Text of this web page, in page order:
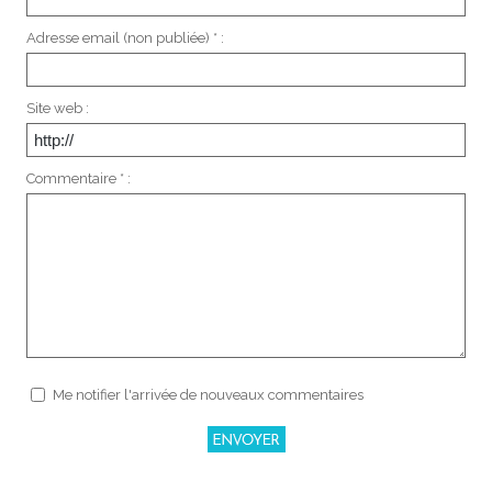
Adresse email (non publiée) * :
Site web :
Commentaire * :
Me notifier l'arrivée de nouveaux commentaires